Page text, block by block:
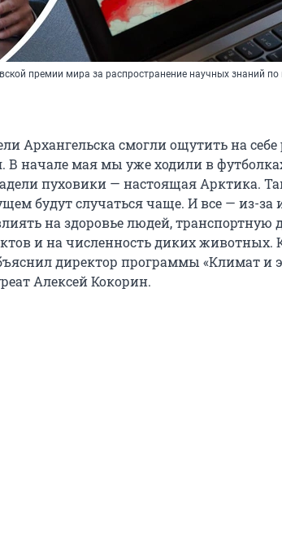
премии мира за распространение научных знаний
Архангельска смогли ощутить на себе
В начале мая мы уже ходили в
пуховики — настоящая Арктика.
будут случаться чаще. И все — из-за
на здоровье людей, транспортную
и на численность диких животных.
директор программы «Климат и
Алексей Кокорин.